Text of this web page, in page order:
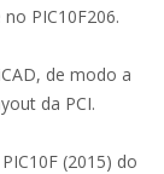
PIC10F206.
de modo a
da PCI.
(2015) do